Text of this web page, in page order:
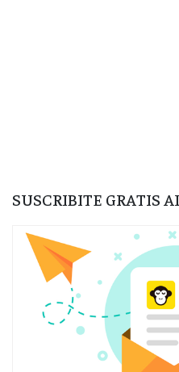
SUSCRIBITE GRATIS